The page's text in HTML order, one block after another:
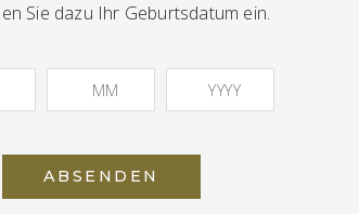
Sie dazu Ihr Geburtsdatum ein.
ABSENDEN